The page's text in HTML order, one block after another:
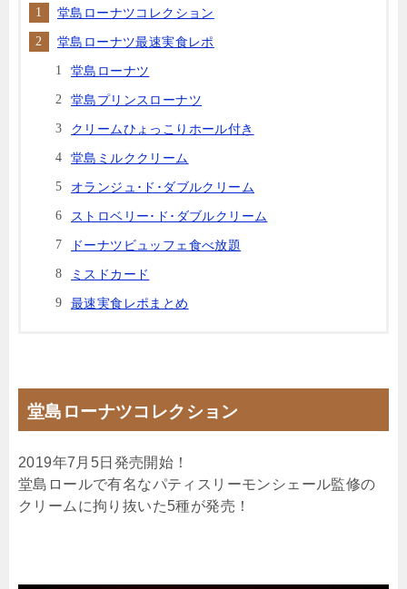
堂島ローナツコレクション
堂島ローナツ最速実食レポ
堂島ローナツ
堂島プリンスローナツ
クリームひょっこりホール付き
堂島ミルククリーム
オランジュ･ド･ダブルクリーム
ストロベリー･ド･ダブルクリーム
ドーナツビュッフェ食べ放題
ミスドカード
最速実食レポまとめ
堂島ローナツコレクション
2019年7月5日発売開始！
堂島ロールで有名なパティスリーモンシェール監修の
クリームに拘り抜いた5種が発売！